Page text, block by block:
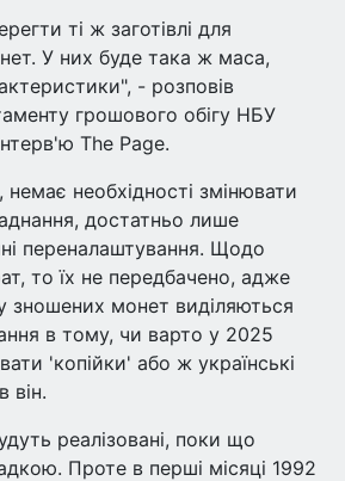
ті ж заготівлі для
У них буде така ж маса,
- розповів
грошового обігу НБУ
The Page.
необхідності змінювати
достатньо лише
переналаштування. Щодо
то їх не передбачено, адже
зношених монет виділяються
в тому, чи варто у 2025
'копійки' або ж українські
він.
реалізовані, поки що
Проте в перші місяці 1992